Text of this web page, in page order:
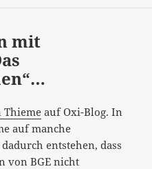
mit
Thieme auf Oxi-Blog. In
auf manche
entstehen, dass
von BGE nicht